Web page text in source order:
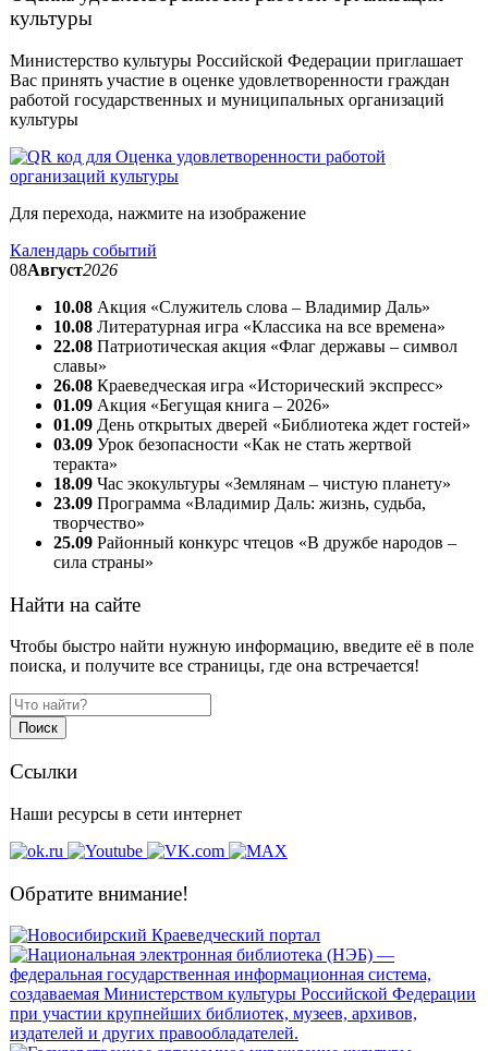
культуры
Министерство культуры Российской Федерации приглашает
Вас принять участие в оценке удовлетворенности граждан
работой государственных и муниципальных организаций
культуры
Для перехода, нажмите на изображение
Календарь событий
08Август2026
10.08 Акция «Служитель слова – Владимир Даль»
10.08 Литературная игра «Классика на все времена»
22.08 Патриотическая акция «Флаг державы – символ
славы»
26.08 Краеведческая игра «Исторический экспресс»
01.09 Акция «Бегущая книга – 2026»
01.09 День открытых дверей «Библиотека ждет гостей»
03.09 Урок безопасности «Как не стать жертвой
теракта»
18.09 Час экокультуры «Землянам – чистую планету»
23.09 Программа «Владимир Даль: жизнь, судьба,
творчество»
25.09 Районный конкурс чтецов «В дружбе народов –
сила страны»
Найти на сайте
Чтобы быстро найти нужную информацию, введите её в поле
поиска, и получите все страницы, где она встречается!
Поиск
Ссылки
Наши ресурсы в сети интернет
Обратите внимание!